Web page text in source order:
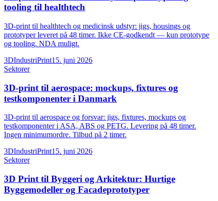
tooling til healthtech
3D-print til healthtech og medicinsk udstyr: jigs, housings og
prototyper leveret på 48 timer. Ikke CE-godkendt — kun prototype
og tooling. NDA muligt.
3DIndustriPrint15. juni 2026
Sektorer
3D-print til aerospace: mockups, fixtures og
testkomponenter i Danmark
3D-print til aerospace og forsvar: jigs, fixtures, mockups og
testkomponenter i ASA, ABS og PETG. Levering på 48 timer.
Ingen minimumordre. Tilbud på 2 timer.
3DIndustriPrint15. juni 2026
Sektorer
3D Print til Byggeri og Arkitektur: Hurtige
Byggemodeller og Facadeprototyper